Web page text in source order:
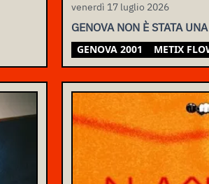
venerdì 17 luglio 2026
GENOVA NON È STATA
GENOVA 2001 METIX